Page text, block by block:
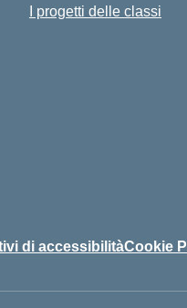
I progetti delle classi
di accessibilitàCookie